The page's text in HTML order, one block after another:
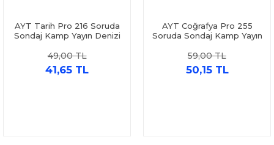
AYT Tarih Pro 216 Soruda
Sondaj Kamp Yayın Denizi
49,00 TL
41,65 TL
AYT Coğrafya Pro 255
Soruda Sondaj Kamp Yayın
59,00 TL
50,15 TL